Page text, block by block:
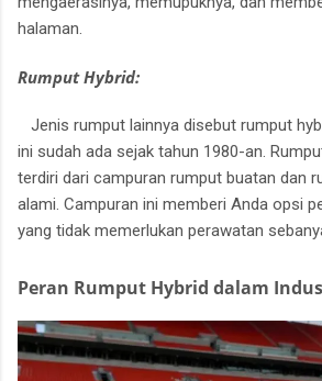
halaman.
Rumput Hybrid:
Jenis rumput lainnya disebut rumput
ini sudah ada sejak tahun 1980-an.
terdiri dari campuran rumput buatan dan
alami. Campuran ini memberi Anda opsi
yang tidak memerlukan perawatan
Peran Rumput Hybrid dalam